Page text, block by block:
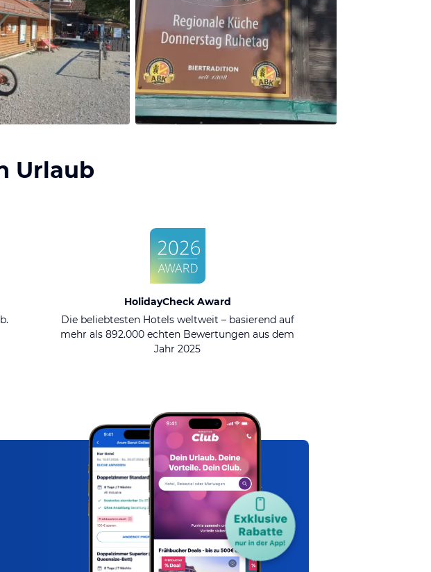
Urlaub
HolidayCheck Award
Die beliebtesten Hotels weltweit – basierend auf
mehr als 892.000 echten Bewertungen aus dem
Jahr 2025